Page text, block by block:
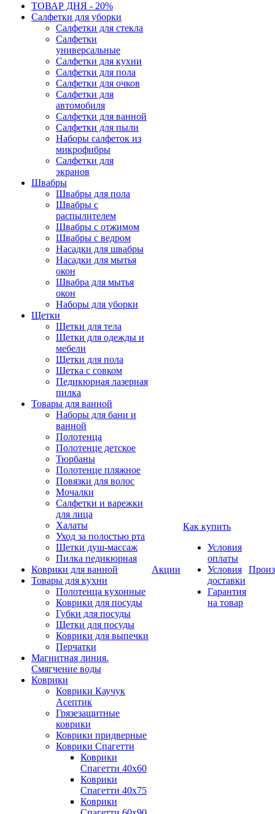
ТОВАР ДНЯ - 20%
Салфетки для уборки
Салфетки для стекла
Салфетки
универсальные
Салфетки для кухни
Салфетки для пола
Салфетки для очков
Салфетки для
автомобиля
Салфетки для ванной
Салфетки для пыли
Наборы салфеток из
микрофибры
Салфетки для
экранов
Швабры
Швабры для пола
Швабры с
распылителем
Швабры с отжимом
Швабры с ведром
Насадки для швабры
Насадки для мытья
окон
Швабра для мытья
окон
Наборы для уборки
Щетки
Щетки для тела
Щетки для одежды и
мебели
Щетки для пола
Щетка с совком
Педикюрная лазерная
пилка
Товары для ванной
Наборы для бани и
ванной
Полотенца
Полотенце детское
Тюрбаны
Полотенце пляжное
Повязки для волос
Мочалки
Салфетки и варежки
для лица
Халаты
Уход за полостью рта
Щетки душ-массаж
Пилка педикюрная
Коврики для ванной
Товары для кухни
Полотенца кухонные
Коврики для посуды
Губки для посуды
Щетки для посуды
Коврики для выпечки
Перчатки
Магнитная линия.
Смягчение воды
Коврики
Коврики Каучук
Асептик
Грязезащитные
коврики
Коврики придверные
Коврики Спагетти
Коврики
Спагетти 40х60
Коврики
Спагетти 40х75
Коврики
Акции
Как купить
Условия
оплаты
Условия
доставки
Гарантия
на товар